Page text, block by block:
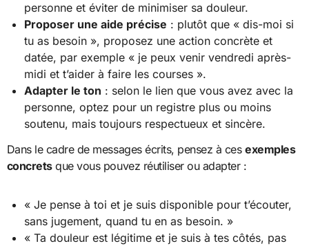
personne et éviter de minimiser sa douleur.
Proposer une aide précise : plutôt que « dis-moi si
tu as besoin », proposez une action concrète et
datée, par exemple « je peux venir vendredi après-
midi et t’aider à faire les courses ».
Adapter le ton : selon le lien que vous avez avec la
personne, optez pour un registre plus ou moins
soutenu, mais toujours respectueux et sincère.
Dans le cadre de messages écrits, pensez à cesexemples
concretsque vous pouvez réutiliser ou adapter :
« Je pense à toi et je suis disponible pour t’écouter,
sans jugement, quand tu en as besoin. »
« Ta douleur est légitime et je suis à tes côtés, pas